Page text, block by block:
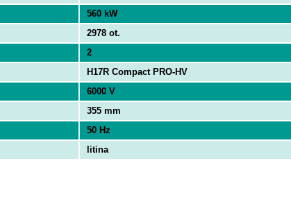
560 kW
2978 ot.
2
H17R Compact PRO-HV
6000 V
355 mm
50 Hz
litina